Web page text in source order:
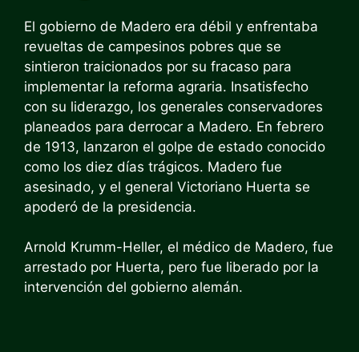
El gobierno de Madero era débil y enfrentaba
revueltas de campesinos pobres que se
sintieron traicionados por su fracaso para
implementar la reforma agraria. Insatisfecho
con su liderazgo, los generales conservadores
planeados para derrocar a Madero. En febrero
de 1913, lanzaron el golpe de estado conocido
como los diez días trágicos. Madero fue
asesinado, y el general Victoriano Huerta se
apoderó de la presidencia.
Arnold Krumm-Heller, el médico de Madero, fue
arrestado por Huerta, pero fue liberado por la
intervención del gobierno alemán.